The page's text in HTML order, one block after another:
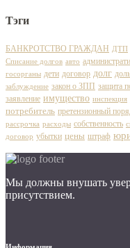
Тэги
БАНКРОТСТВО ГРАЖДАН ДТП
Списание долгов авто
госорганы дети договор долг
заблуждение закон о ЗПП защита
заявление имущество инспекция
потребитель претензионный
рассрочка расходы собственность
договор убытки цены штраф
Мы должны внушать
присутствием.